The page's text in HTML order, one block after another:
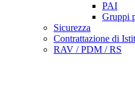
PAI
Gruppi
Sicurezza
Contrattazione di
RAV / PDM / RS